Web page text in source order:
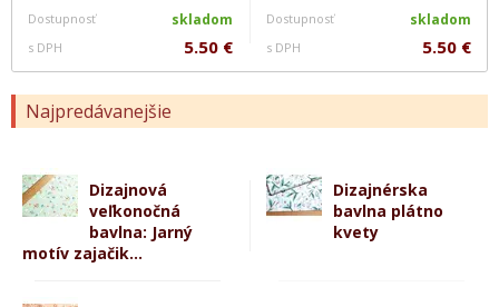
Dostupnosť skladom
s DPH 5.50 €
Dostupnosť skladom
s DPH 5.50 €
Najpredávanejšie
Dizajnová
veľkonočná
bavlna: Jarný
motív zajačik...
Dizajnérska
bavlna plátno
kvety